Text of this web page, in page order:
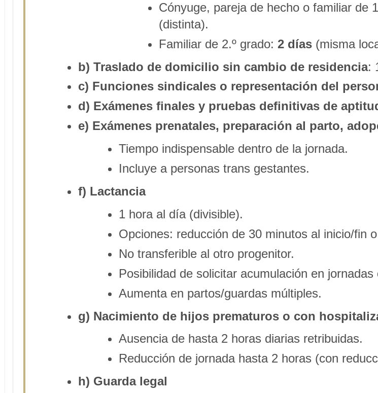
Cónyuge, pareja de hecho o familiar de
(distinta).
Familiar de 2.º grado:2 días (misma
b) Traslado de domicilio sin cambio de residencia:
c) Funciones sindicales o representación del
d) Exámenes finales y pruebas definitivas de
e) Exámenes prenatales, preparación al parto,
Tiempo indispensable dentro de la jornada.
Incluye a personas trans gestantes.
f) Lactancia
1 hora al día (divisible).
Opciones: reducción de 30 minutos al inicio/fin
No transferible al otro progenitor.
Posibilidad de solicitar acumulación en jornadas
Aumenta en partos/guardas múltiples.
g) Nacimiento de hijos prematuros o con
Ausencia de hasta 2 horas diarias retribuidas.
Reducción de jornada hasta 2 horas (con
h) Guarda legal